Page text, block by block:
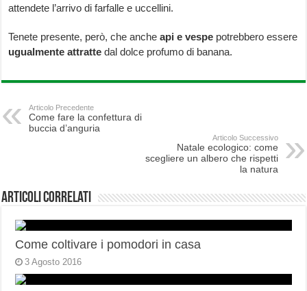
attendete l’arrivo di farfalle e uccellini.
Tenete presente, però, che ancheapi e vespe potrebbero essere
ugualmente attratte dal dolce profumo di banana.
Articolo Precedente
Come fare la confettura di
buccia d’anguria
Articolo Successivo
Natale ecologico: come
scegliere un albero che rispetti
la natura
Articoli correlati
Come coltivare i pomodori in casa
3 Agosto 2016